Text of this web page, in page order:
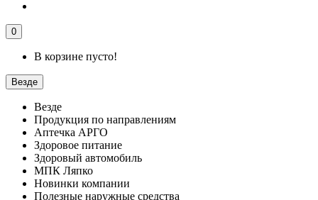
0
В корзине пусто!
Везде
Везде
Продукция по направлениям
Аптечка АРГО
Здоровое питание
Здоровый автомобиль
МПК Ляпко
Новинки компании
Полезные наружные средства